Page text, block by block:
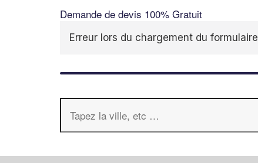
Demande de devis 100% Gratuit
Erreur lors du chargement du formulaire